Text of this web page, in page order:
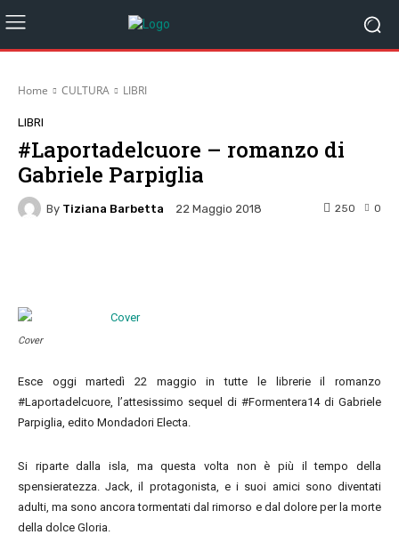
Home CULTURA LIBRI
LIBRI
#Laportadelcuore – romanzo di
Gabriele Parpiglia
By Tiziana Barbetta 22 Maggio 2018 0
250
Cover
Esce oggi martedì 22 maggio in tutte le librerie il romanzo
#Laportadelcuore, l’attesissimo sequel di #Formentera14 di Gabriele
Parpiglia, edito Mondadori Electa.
Si riparte dalla isla, ma questa volta non è più il tempo della
spensieratezza. Jack, il protagonista, e i suoi amici sono diventati
adulti, ma sono ancora tormentati dal rimorso e dal dolore per la morte
della dolce Gloria.